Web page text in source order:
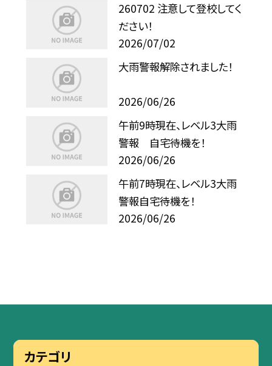
260702 注意して登校してく
ださい！
2026/07/02
大雨警報解除されました！
2026/06/26
午前9時現在、レベル3大雨
警報 自宅待機を！
2026/06/26
午前7時現在、レベル3大雨
警報自宅待機を！
2026/06/26
カテゴリ